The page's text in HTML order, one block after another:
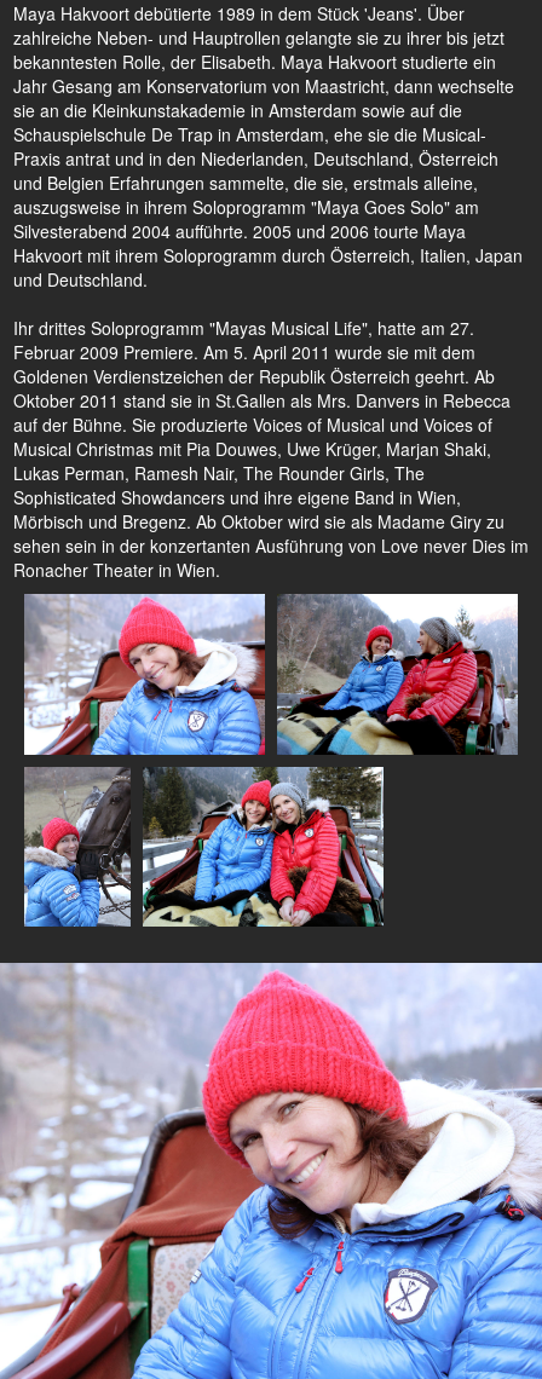
Maya Hakvoort debütierte 1989 in dem Stück 'Jeans'. Über
zahlreiche Neben- und Hauptrollen gelangte sie zu ihrer bis jetzt
bekanntesten Rolle, der Elisabeth. Maya Hakvoort studierte ein
Jahr Gesang am Konservatorium von Maastricht, dann wechselte
sie an die Kleinkunstakademie in Amsterdam sowie auf die
Schauspielschule De Trap in Amsterdam, ehe sie die Musical-
Praxis antrat und in den Niederlanden, Deutschland, Österreich
und Belgien Erfahrungen sammelte, die sie, erstmals alleine,
auszugsweise in ihrem Soloprogramm "Maya Goes Solo" am
Silvesterabend 2004 aufführte. 2005 und 2006 tourte Maya
Hakvoort mit ihrem Soloprogramm durch Österreich, Italien, Japan
und Deutschland.
Ihr drittes Soloprogramm "Mayas Musical Life", hatte am 27.
Februar 2009 Premiere. Am 5. April 2011 wurde sie mit dem
Goldenen Verdienstzeichen der Republik Österreich geehrt. Ab
Oktober 2011 stand sie in St.Gallen als Mrs. Danvers in Rebecca
auf der Bühne. Sie produzierte Voices of Musical und Voices of
Musical Christmas mit Pia Douwes, Uwe Krüger, Marjan Shaki,
Lukas Perman, Ramesh Nair, The Rounder Girls, The
Sophisticated Showdancers und ihre eigene Band in Wien,
Mörbisch und Bregenz. Ab Oktober wird sie als Madame Giry zu
sehen sein in der konzertanten Ausführung von Love never Dies im
Ronacher Theater in Wien.